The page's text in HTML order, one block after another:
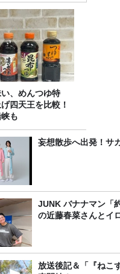
、めんつゆ特
四天王を比較！
も
妄想散歩へ出発！サ
JUNK バナナマン「約３か月ぶりに登場
の近藤春菜さんとイ
放送後記＆「『ねこ